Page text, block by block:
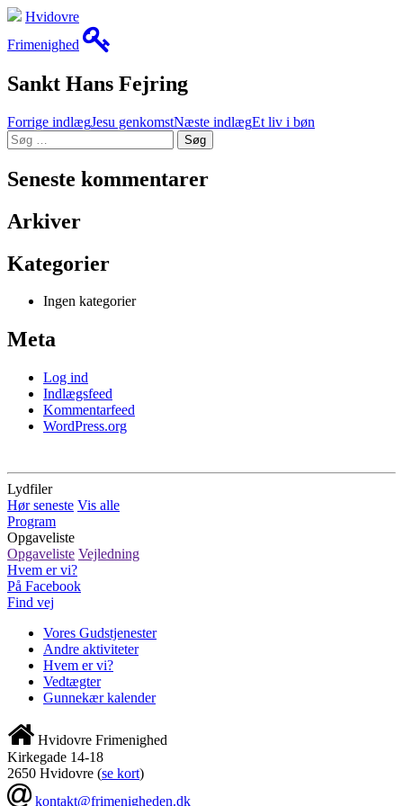
Hvidovre
Frimenighed
Sankt Hans Fejring
Indlæg
navigation
Forrige indlægJesu genkomstNæste indlægEt liv i bøn
Søg
efter:
Seneste kommentarer
Arkiver
Kategorier
Ingen kategorier
Meta
Log ind
Indlægsfeed
Kommentarfeed
WordPress.org
Lydfiler
Hør seneste Vis alle
Program
Opgaveliste
Opgaveliste Vejledning
Hvem er vi?
På Facebook
Find vej
Vores Gudstjenester
Andre aktiviteter
Hvem er vi?
Vedtægter
Gunnekær kalender
Hvidovre Frimenighed
Kirkegade 14-18
2650 Hvidovre (se kort)
kontakt@frimenigheden.dk